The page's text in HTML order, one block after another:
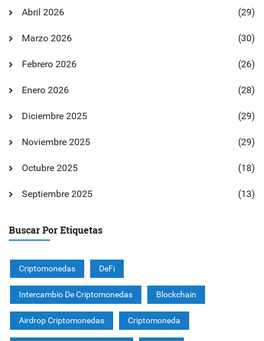
Abril 2026 (29)
Marzo 2026 (30)
Febrero 2026 (26)
Enero 2026 (28)
Diciembre 2025 (29)
Noviembre 2025 (29)
Octubre 2025 (18)
Septiembre 2025 (13)
Buscar Por Etiquetas
Criptomonedas DeFi
Intercambio De Criptomonedas Blockchain
Airdrop Criptomonedas Criptomoneda